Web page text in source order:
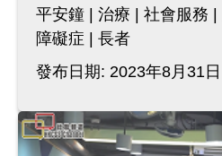
平安鐘
治療 社會服務
障礙症
長者
發布日期: 2023年8月31日